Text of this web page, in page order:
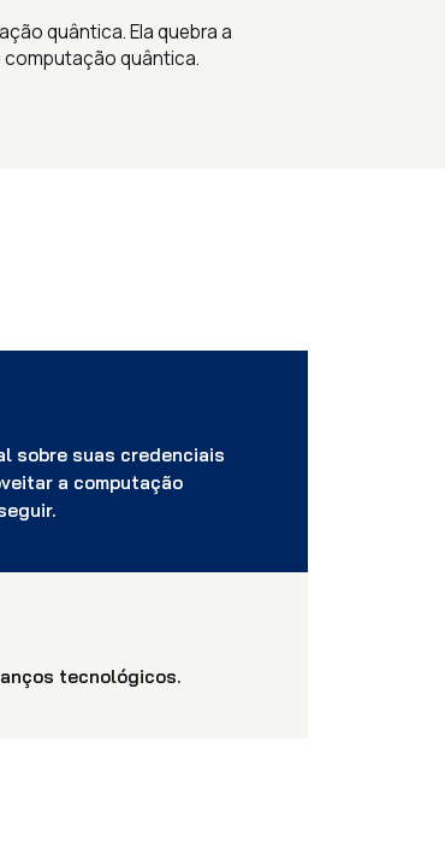
quântica. Ela quebra a
computação quântica.
sobre suas credenciais
a computação
tecnológicos.